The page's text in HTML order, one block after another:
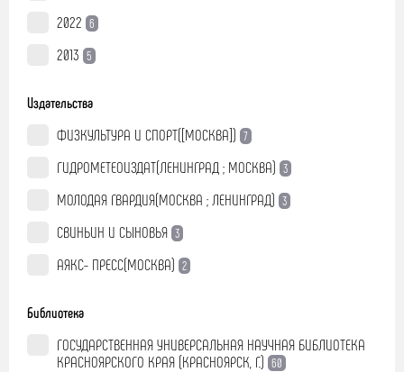
2022 6
2013 5
Издательства
ФИЗКУЛЬТУРА И СПОРТ([МОСКВА]) 7
ГИДРОМЕТЕОИЗДАТ(ЛЕНИНГРАД ; МОСКВА) 3
МОЛОДАЯ ГВАРДИЯ(МОСКВА ; ЛЕНИНГРАД) 3
СВИНЬИН И СЫНОВЬЯ 3
АЯКС- ПРЕСС(МОСКВА) 2
Библиотека
ГОСУДАРСТВЕННАЯ УНИВЕРСАЛЬНАЯ НАУЧНАЯ БИБЛИОТЕКА
КРАСНОЯРСКОГО КРАЯ (КРАСНОЯРСК, Г.) 60